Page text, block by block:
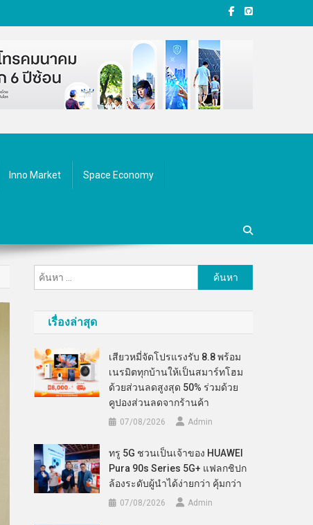
Inno Market Space Economy
ค้นหา
สำหรับ:
เรื่องล่าสุด
เสียวหมี่จัดโปรแรงรับ 8.8 พร้อม
เนรมิตทุกบ้านให้เป็นสมาร์ทโฮม
ด้วยส่วนลดสูงสุด 50% ร่วมด้วย
คูปองส่วนลดจากร้านค้า
07/08/2026 Admin
ทรู 5G ชวนเป็นเจ้าของ HUAWEI
Pura 90s Series 5G+ แฟลกชิปก
ล้องระดับผู้นำได้ง่ายกว่า คุ้มกว่า
07/08/2026 Admin